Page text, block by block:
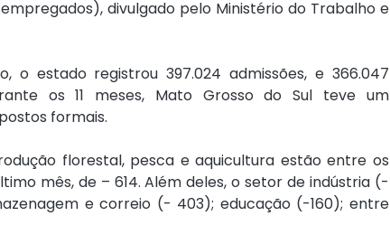
divulgado pelo Ministério do Trabalho e
o estado registrou 397.024 admissões, e 366.047
os 11 meses, Mato Grosso do Sul teve um
formais.
florestal, pesca e aquicultura estão entre os
mês, de – 614. Além deles, o setor de indústria (-
e correio (- 403); educação (-160); entre